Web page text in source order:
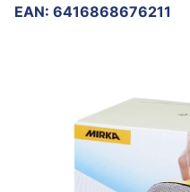
EAN: 6416868676211